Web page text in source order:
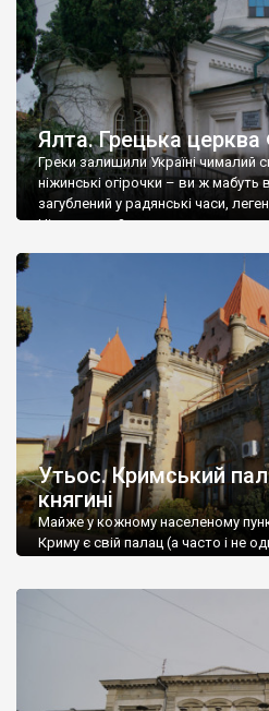
Ялта. Грецька
Греки залишили Україні чималий
ніжинські огірочки – ви ж мабуть
загублений у радянські часи,
Ніжин греки?
Утьос. Кримський
княгині
Майже у кожному населеному
Криму є свій палац (а часто і не